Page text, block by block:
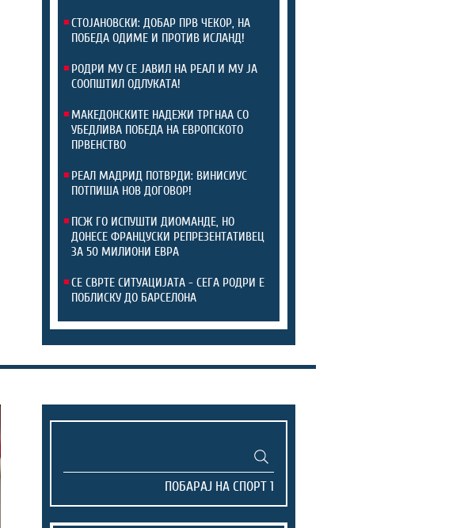
СТОЈАНОВСКИ: ДОБАР ПРВ ЧЕКОР, НА
ПОБЕДА ОДИМЕ И ПРОТИВ ИСЛАНД!
РОДРИ МУ СЕ ЈАВИЛ НА РЕАЛ И МУ ЈА
СООПШТИЛ ОДЛУКАТА!
МАКЕДОНСКИТЕ НАДЕЖИ ТРГНАА СО
УБЕДЛИВА ПОБЕДА НА ЕВРОПСКОТО
ПРВЕНСТВО
РЕАЛ МАДРИД ПОТВРДИ: ВИНИСИУС
ПОТПИША НОВ ДОГОВОР!
ПСЖ ГО ИСПУШТИ ДИОМАНДЕ, НО
ДОНЕСЕ ФРАНЦУСКИ РЕПРЕЗЕНТАТИВЕЦ
ЗА 50 МИЛИОНИ ЕВРА
СЕ СВРТЕ СИТУАЦИЈАТА - СЕГА РОДРИ Е
ПОБЛИСКУ ДО БАРСЕЛОНА